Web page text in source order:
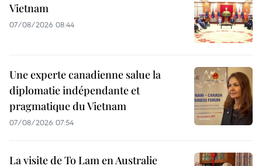
Vietnam
07/08/2026 08:44
Une experte canadienne salue la
diplomatie indépendante et
pragmatique du Vietnam
07/08/2026 07:54
La visite de To Lam en Australie